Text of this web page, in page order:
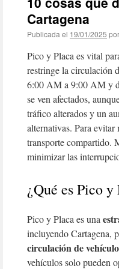
Cartagena
Publicada el 19/01/2025 por
Pico y Placa es vital
restringe la circulación
6:00 AM a 9:00 AM y
se ven afectados,
tráfico alterados y un
alternativas. Para
transporte compartido.
minimizar las
¿Qué es Pico y
Pico y Placa es una
incluyendo Cartagena,
circulación de
vehículos solo pueden